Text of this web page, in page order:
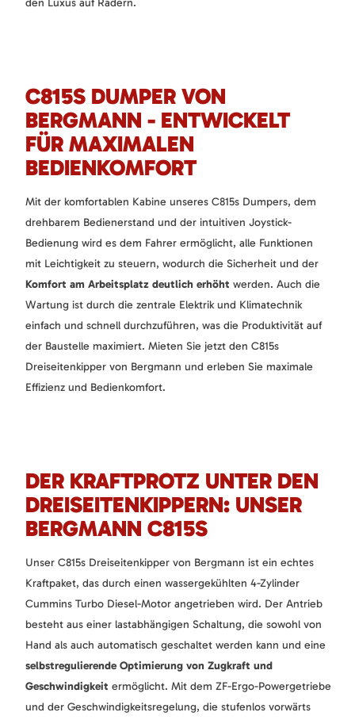
den Luxus auf Rädern.
C815S DUMPER VON
BERGMANN - ENTWICKELT
FÜR MAXIMALEN
BEDIENKOMFORT
Mit der komfortablen Kabine unseres C815s Dumpers, dem
drehbarem Bedienerstand und der intuitiven Joystick-
Bedienung wird es dem Fahrer ermöglicht, alle Funktionen
mit Leichtigkeit zu steuern, wodurch die Sicherheit und der
Komfort am Arbeitsplatz deutlich erhöht werden. Auch die
Wartung ist durch die zentrale Elektrik und Klimatechnik
einfach und schnell durchzuführen, was die Produktivität auf
der Baustelle maximiert. Mieten Sie jetzt den C815s
Dreiseitenkipper von Bergmann und erleben Sie maximale
Effizienz und Bedienkomfort.
DER KRAFTPROTZ UNTER DEN
DREISEITENKIPPERN: UNSER
BERGMANN C815S
Unser C815s Dreiseitenkipper von Bergmann ist ein echtes
Kraftpaket, das durch einen wassergekühlten 4-Zylinder
Cummins Turbo Diesel-Motor angetrieben wird. Der Antrieb
besteht aus einer lastabhängigen Schaltung, die sowohl von
Hand als auch automatisch geschaltet werden kann und eine
selbstregulierende Optimierung von Zugkraft und
Geschwindigkeit ermöglicht. Mit dem ZF-Ergo-Powergetriebe
und der Geschwindigkeitsregelung, die stufenlos vorwärts